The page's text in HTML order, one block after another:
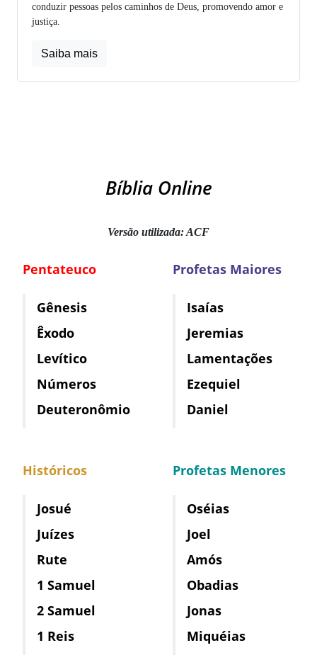
conduzir pessoas pelos caminhos de Deus, promovendo amor e
justiça.
Saiba mais
Bíblia Online
Versão utilizada: ACF
Pentateuco
Gênesis
Êxodo
Levítico
Números
Deuteronômio
Históricos
Josué
Juízes
Rute
1 Samuel
2 Samuel
1 Reis
Profetas Maiores
Isaías
Jeremias
Lamentações
Ezequiel
Daniel
Profetas Menores
Oséias
Joel
Amós
Obadias
Jonas
Miquéias